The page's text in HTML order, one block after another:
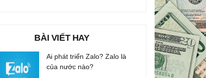
BÀI VIẾT HAY
Ai phát triển Zalo? Zalo là
của nước nào?